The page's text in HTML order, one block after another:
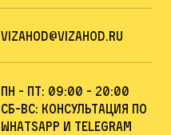
vizahod@vizahod.ru
пн - пт: 09:00 - 20:00
сб-вс: Консультация по
whatsapp и telegram